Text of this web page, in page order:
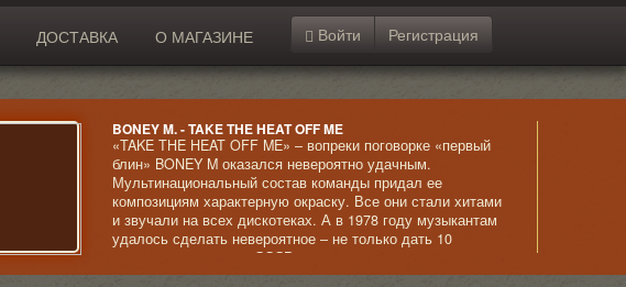
ДОСТАВКА О МАГАЗИНЕ Войти Регистрация
BONEY M. - TAKE THE HEAT OFF ME
«TAKE THE HEAT OFF ME» – вопреки поговорке «первый
блин» BONEY M оказался невероятно удачным.
Мультинациональный состав команды придал ее
композициям характерную окраску. Все они стали хитами
и звучали на всех дискотеках. А в 1978 году музыкантам
удалось сделать невероятное – не только дать 10
концертов в столице СССР, но и записать видеоклип на
Красной площади. Это еще раз доказывает, что музыка